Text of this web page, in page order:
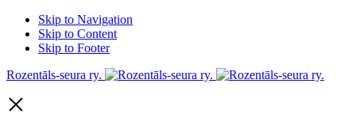
Skip to Navigation
Skip to Content
Skip to Footer
Rozentāls-seura ry.